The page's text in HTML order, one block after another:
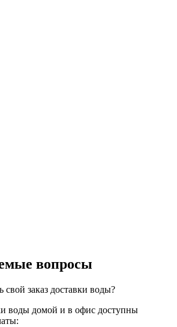
вопросы
свой заказ доставки воды?
воды домой и в офис доступны